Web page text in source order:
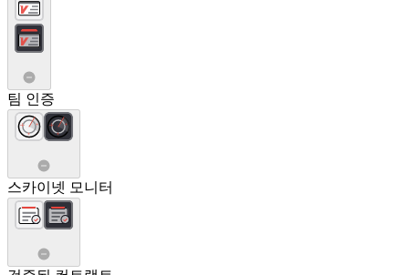
팀 인증
스카이넷 모니터